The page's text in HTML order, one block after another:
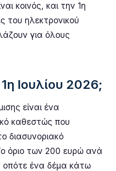
κοινός, και την 1η
του ηλεκτρονικού
για όλους
Ιουλίου 2026;
είναι ένα
καθεστώς που
διασυνοριακό
όριο των 200 ευρώ ανά
οπότε ένα δέμα κάτω